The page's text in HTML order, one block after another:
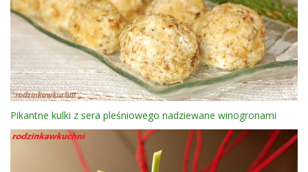
Pikantne kulki z sera pleśniowego nadziewane winogronami